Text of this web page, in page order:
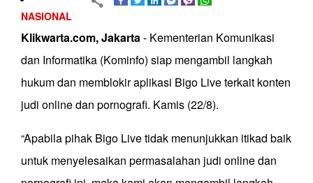
NASIONAL
Klikwarta.com, Jakarta- Kementerian Komunikasi
dan Informatika (Kominfo) siap mengambil langkah
hukum dan memblokir aplikasi Bigo Live terkait konten
judi online dan pornografi. Kamis (22/8).
“Apabila pihak Bigo Live tidak menunjukkan itikad baik
untuk menyelesaikan permasalahan judi online dan